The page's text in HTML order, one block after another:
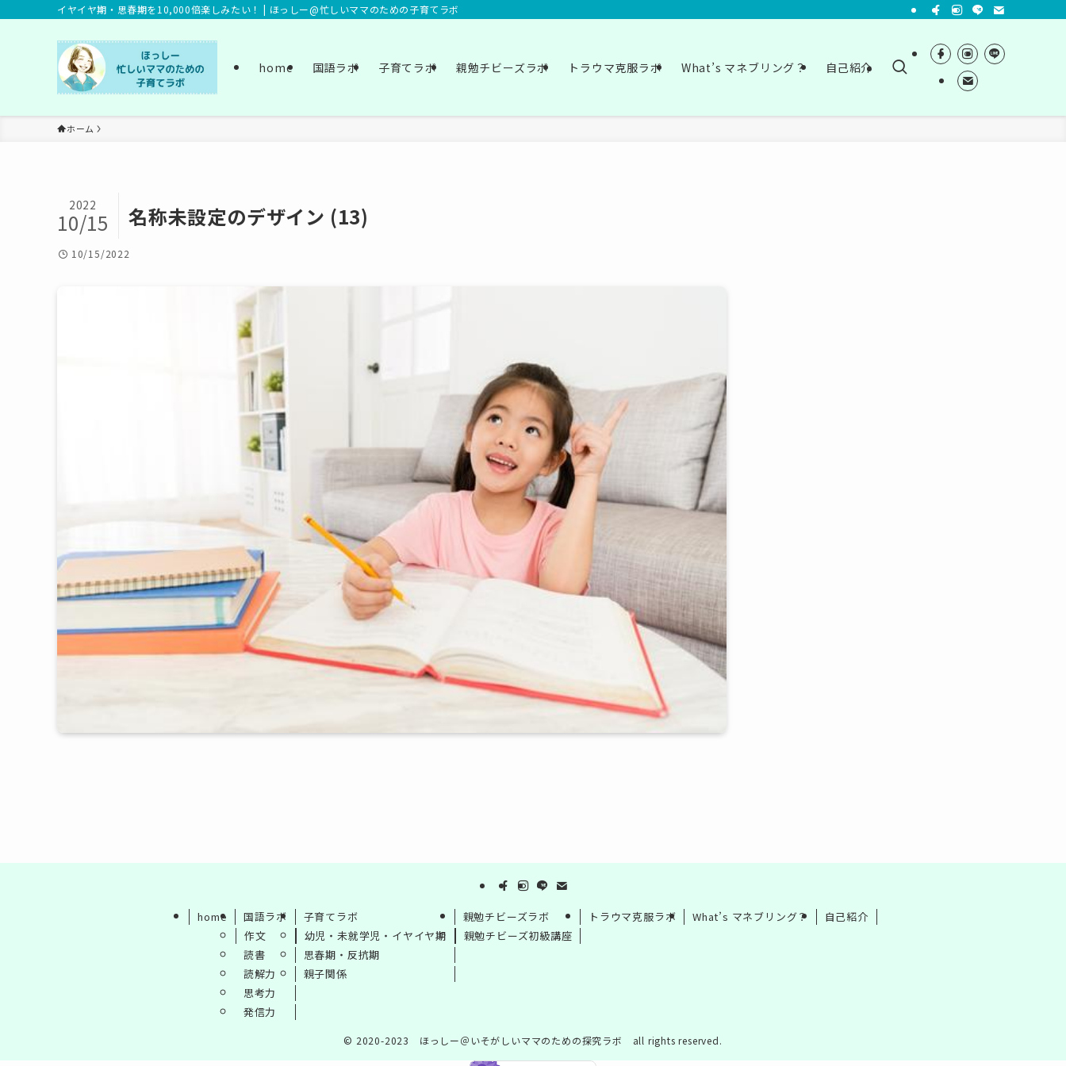
イヤイヤ期・思春期を10,000倍楽しみたい！ | ほっしー@忙しいママのための子育てラボ
home 国語ラボ 子育てラボ 親勉チビーズラボ トラウマ克服ラボ What’s マネブリング？ 自己紹介
ホーム
名称未設定のデザイン (13)
2022
10/15
10/15/2022
home
国語ラボ
作文
読書
読解力
思考力
発信力
子育てラボ
幼児・未就学児・イヤイヤ期
思春期・反抗期
親子関係
親勉チビーズラボ
親勉チビーズ初級講座
トラウマ克服ラボ What’s マネブリング？ 自己紹介
© 2020-2023 ほっしー＠いそがしいママのための探究ラボ all rights reserved.